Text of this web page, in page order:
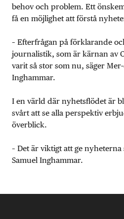
behov och problem. Ett
få en möjlighet att förstå
– Efterfrågan på förklarande
journalistik, som är kärnan av
varit så stor som nu, säger
Inghammar.
I en värld där nyhetsflödet är
svårt att se alla perspektiv
överblick.
– Det är viktigt att ge
Samuel Inghammar.